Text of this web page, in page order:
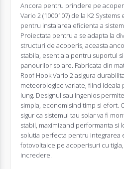
Ancora pentru prindere pe
Vario 2 (1000107) de la K2
pentru instalarea eficienta a
Proiectata pentru a se adapta la
structuri de acoperis, aceasta
stabila, esentiala pentru suportul
panourilor solare. Fabricata din
Roof Hook Vario 2 asigura
meteorologice variate, fiind
lung. Designul sau ingenios
simpla, economisind timp si efort.
sigur ca sistemul tau solar va fi
stabil, maximizand performanta si
solutia perfecta pentru integrarea
fotovoltaice pe acoperisuri cu
incredere.